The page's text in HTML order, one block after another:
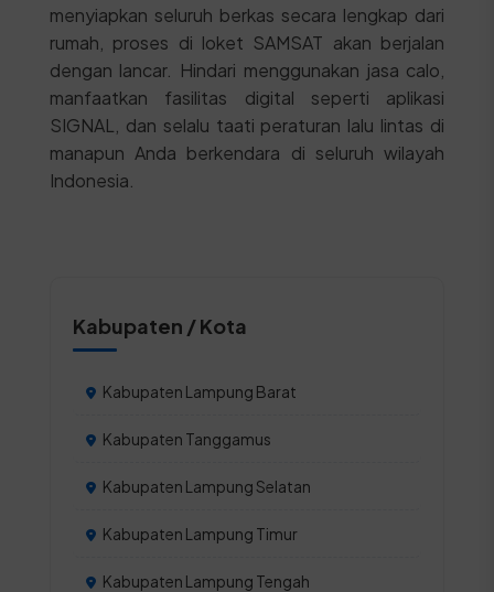
menyiapkan seluruh berkas secara lengkap dari
rumah, proses di loket SAMSAT akan berjalan
dengan lancar. Hindari menggunakan jasa calo,
manfaatkan fasilitas digital seperti aplikasi
SIGNAL, dan selalu taati peraturan lalu lintas di
manapun Anda berkendara di seluruh wilayah
Indonesia.
Kabupaten / Kota
Kabupaten Lampung Barat
Kabupaten Tanggamus
Kabupaten Lampung Selatan
Kabupaten Lampung Timur
Kabupaten Lampung Tengah